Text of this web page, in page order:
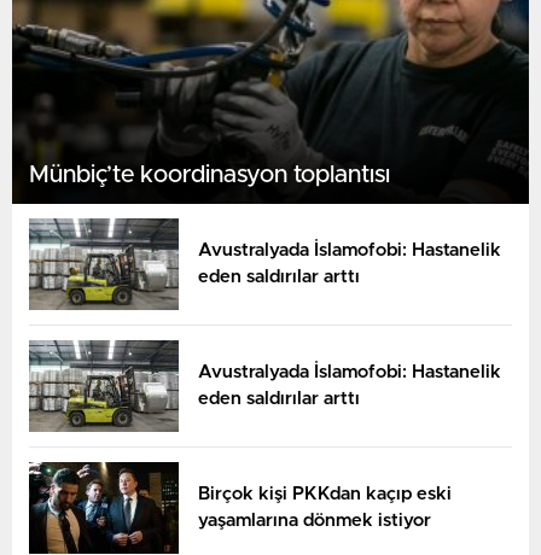
Münbiç’te koordinasyon toplantısı
Avustralyada İslamofobi: Hastanelik
eden saldırılar arttı
Avustralyada İslamofobi: Hastanelik
eden saldırılar arttı
Birçok kişi PKKdan kaçıp eski
yaşamlarına dönmek istiyor
Paide Flora
BUGÜN
Rigas Skola
M Tel Aviv
CSKA Sofya